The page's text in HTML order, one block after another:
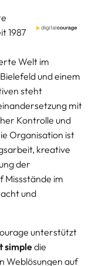
1987
Welt im
und einem
steht
mit
Kontrolle und
Organisation ist
kreative
der
Missstände im
und
unterstützt
simpledie
Weblösungen auf